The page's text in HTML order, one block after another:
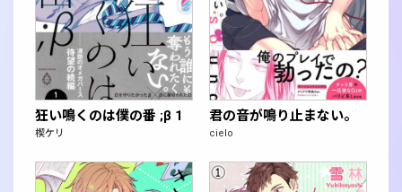
狂い鳴くのは僕の番 ;β 1
楔ケリ
君の音が鳴り止まない。
cielo